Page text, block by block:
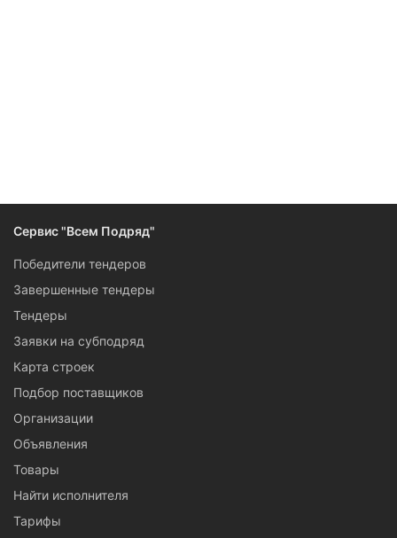
Сервис "Всем Подряд"
Победители тендеров
Завершенные тендеры
Тендеры
Заявки на субподряд
Карта строек
Подбор поставщиков
Организации
Объявления
Товары
Найти исполнителя
Тарифы